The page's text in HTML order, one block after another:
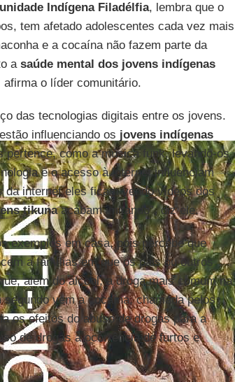
Indígena Filadélfia, lembra que o
tem afetado adolescentes cada vez mais
e a cocaína não fazem parte da
a saúde mental dos jovens indígenas
afirma o líder comunitário.
das tecnologias digitais entre os jovens.
influenciando os jovens indígenas
pertence, como a música funk, levando-os
e o acesso à internet influenciam
internet eles ficam vendo vídeos dos
tikunaacabam imitando”, diz ele.
exemplos em casa, pois percebe que
a famílias em que os pais ou outros
além do álcool, a droga mais comum na
vem a cocaína, chamada pelos
os efeitos do abuso de drogas para a
de drogas à ocorrência de furtos e